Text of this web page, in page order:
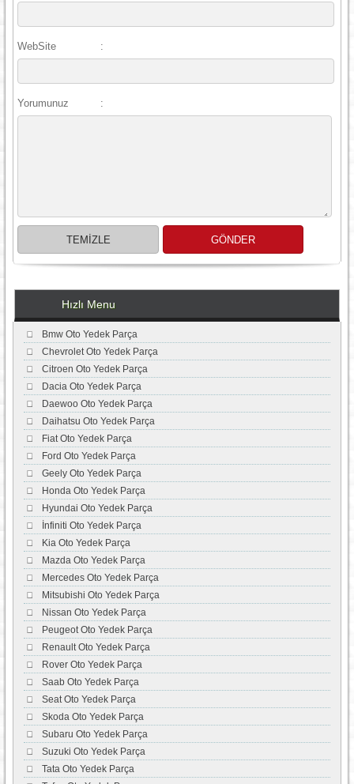
WebSite :
Yorumunuz :
Hızlı Menu
Bmw Oto Yedek Parça
Chevrolet Oto Yedek Parça
Citroen Oto Yedek Parça
Dacia Oto Yedek Parça
Daewoo Oto Yedek Parça
Daihatsu Oto Yedek Parça
Fiat Oto Yedek Parça
Ford Oto Yedek Parça
Geely Oto Yedek Parça
Honda Oto Yedek Parça
Hyundai Oto Yedek Parça
İnfiniti Oto Yedek Parça
Kia Oto Yedek Parça
Mazda Oto Yedek Parça
Mercedes Oto Yedek Parça
Mitsubishi Oto Yedek Parça
Nissan Oto Yedek Parça
Peugeot Oto Yedek Parça
Renault Oto Yedek Parça
Rover Oto Yedek Parça
Saab Oto Yedek Parça
Seat Oto Yedek Parça
Skoda Oto Yedek Parça
Subaru Oto Yedek Parça
Suzuki Oto Yedek Parça
Tata Oto Yedek Parça